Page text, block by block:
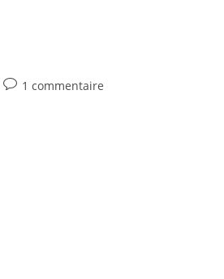
Commentaires
1 commentaire